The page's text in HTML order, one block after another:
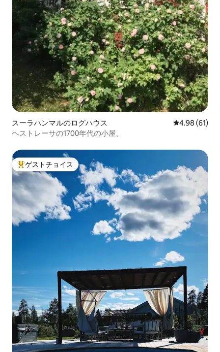
スーラハンマルのログハウス レビュー61
4.98 (61)
ヘストレーサの1700年代の小屋。
大好評のゲストチョイスです。
ゲストチョイス